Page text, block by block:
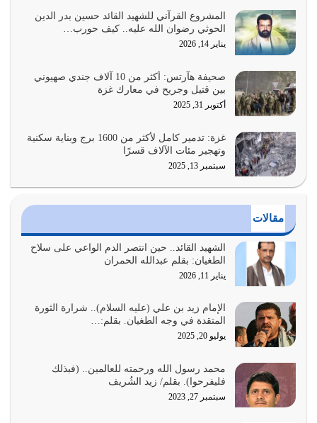
يوليو 29, 2026
القرآن الكريم هو أهم مصدر لمعرفة رسول الله معرفة سيرته
معرفة شخصيته معرفة عظمته
يوليو 28, 2026
هل نحن من الصالحين؟ قيِّم نفسك هنا اترك القرآن على أصله
وأعرض نفسك، وأعرض ما لديك على…
يوليو 27, 2026
عندما يكون عدوك هو عدو الله معناه أن تكون نقاط الضعف
أراد الله لهذه الأمة ان تكون خير امة أخرجت للناس بالنهوض
بالأمر بالمعروف والنهي عن…
يوليو 25, 2026
واجتهاداتنا لأننا سنختلف ونتفرق
يوليو 24, 2026
أمة عاجزة عن النهوض…
يوليو 23, 2026
المشروع القرآني للشهيد القائد حسين بدر الدين
الحوثي رضوان الله عليه.. كيف حورب…
يناير 14, 2026
صحيفة هآرتس: أكثر من 10 آلاف جندي صهيوني
بين قتيل وجريح في معارك غزة
أكتوبر 31, 2025
غزة: تدمير كامل لأكثر من 1600 برج وبناية سكنية
وتهجير مئات الآلاف قسرًا
سبتمبر 13, 2025
مقالات
الشهيد القائد.. حين انتصر الدم الواعي على سلاح
الطغيان: بقلم عبدالله الحمران
يناير 11, 2026
الإمام زيد بن علي (عليه السلام).. شرارة الثورة
المتقدة في وجه الطغيان. بقلم:…
يوليو 20, 2025
محمد رسول الله ورحمته للعالمين.. (فبذلك
فليفرحوا). بقلم/ زيد الشُريف
سبتمبر 27, 2023